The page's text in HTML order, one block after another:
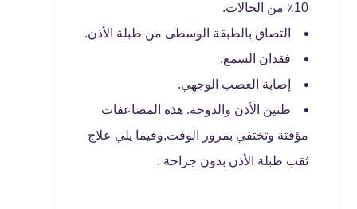
10٪ من الحالات.
التصاق بالطبقة الوسطى من طبلة الأذن.
فقدان السمع.
إصابة العصب الوجهي.
طنين الأذن والدوخة. هذه المضاعفات
مؤقتة وتختفي بمرور الوقت,وفيما يلي علاج
ثقب طبلة الأذن بدون جراحة .